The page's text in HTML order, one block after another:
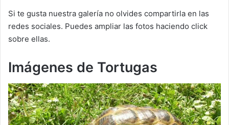
Si te gusta nuestra galería no olvides compartirla en las
redes sociales. Puedes ampliar las fotos haciendo click
sobre ellas.
Imágenes de Tortugas